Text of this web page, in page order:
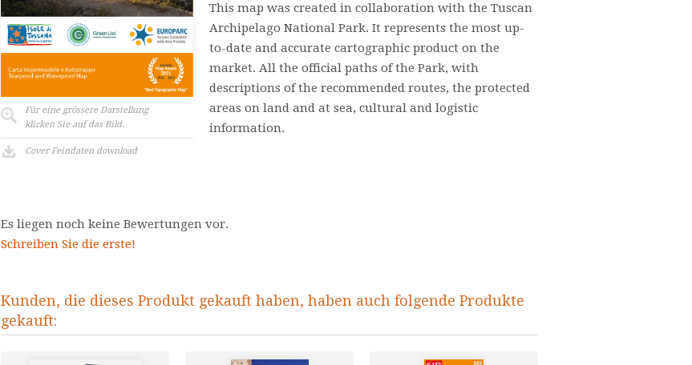
Für eine grössere Darstellung
klicken Sie auf das Bild.
Cover Feindaten download
This map was created in collaboration with the Tuscan
Archipelago National Park. It represents the most up-
to-date and accurate cartographic product on the
market. All the official paths of the Park, with
descriptions of the recommended routes, the protected
areas on land and at sea, cultural and logistic
information.
Es liegen noch keine Bewertungen vor.
Schreiben Sie die erste!
Kunden, die dieses Produkt gekauft haben, haben auch folgende Produkte
gekauft: